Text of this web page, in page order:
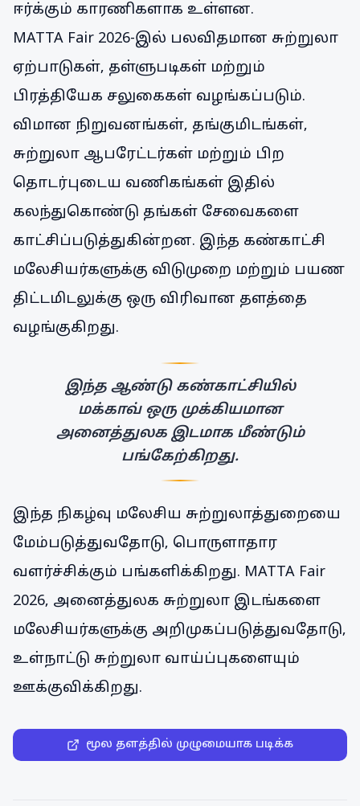
ஈர்க்கும் காரணிகளாக உள்ளன.
MATTA Fair 2026-இல் பலவிதமான சுற்றுலா
ஏற்பாடுகள், தள்ளுபடிகள் மற்றும்
பிரத்தியேக சலுகைகள் வழங்கப்படும்.
விமான நிறுவனங்கள், தங்குமிடங்கள்,
சுற்றுலா ஆபரேட்டர்கள் மற்றும் பிற
தொடர்புடைய வணிகங்கள் இதில்
கலந்துகொண்டு தங்கள் சேவைகளை
காட்சிப்படுத்துகின்றன. இந்த கண்காட்சி
மலேசியர்களுக்கு விடுமுறை மற்றும் பயண
திட்டமிடலுக்கு ஒரு விரிவான தளத்தை
வழங்குகிறது.
இந்த ஆண்டு கண்காட்சியில்
மக்காவ் ஒரு முக்கியமான
அனைத்துலக இடமாக மீண்டும்
பங்கேற்கிறது.
இந்த நிகழ்வு மலேசிய சுற்றுலாத்துறையை
மேம்படுத்துவதோடு, பொருளாதார
வளர்ச்சிக்கும் பங்களிக்கிறது. MATTA Fair
2026, அனைத்துலக சுற்றுலா இடங்களை
மலேசியர்களுக்கு அறிமுகப்படுத்துவதோடு,
உள்நாட்டு சுற்றுலா வாய்ப்புகளையும்
ஊக்குவிக்கிறது.
மூல தளத்தில் முழுமையாக படிக்க